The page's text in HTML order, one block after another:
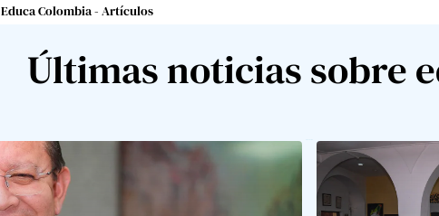
Educa Colombia - Artículos
Últimas noticias sobre